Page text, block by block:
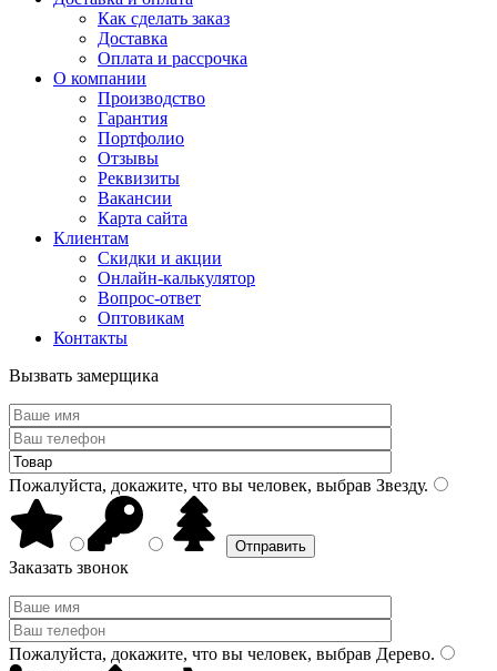
Как сделать заказ
Доставка
Оплата и рассрочка
О компании
Производство
Гарантия
Портфолио
Отзывы
Реквизиты
Вакансии
Карта сайта
Клиентам
Скидки и акции
Онлайн-калькулятор
Вопрос-ответ
Оптовикам
Контакты
Вызвать замерщика
Пожалуйста, докажите, что вы человек, выбрав Звезду.
Заказать звонок
Пожалуйста, докажите, что вы человек, выбрав Дерево.